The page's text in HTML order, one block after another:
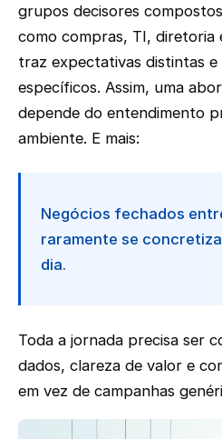
grupos decisores
como compras, TI, diretoria
traz expectativas distintas
específicos. Assim, uma
depende do entendimento
ambiente. E mais:
Negócios fechados
raramente se
dia.
Toda a jornada precisa ser
dados, clareza de valor e
em vez de campanhas